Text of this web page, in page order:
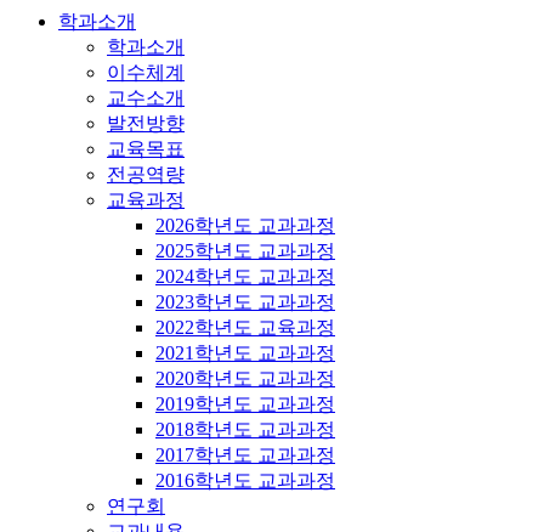
학과소개
학과소개
이수체계
교수소개
발전방향
교육목표
전공역량
교육과정
2026학년도 교과과정
2025학년도 교과과정
2024학년도 교과과정
2023학년도 교과과정
2022학년도 교육과정
2021학년도 교과과정
2020학년도 교과과정
2019학년도 교과과정
2018학년도 교과과정
2017학년도 교과과정
2016학년도 교과과정
연구회